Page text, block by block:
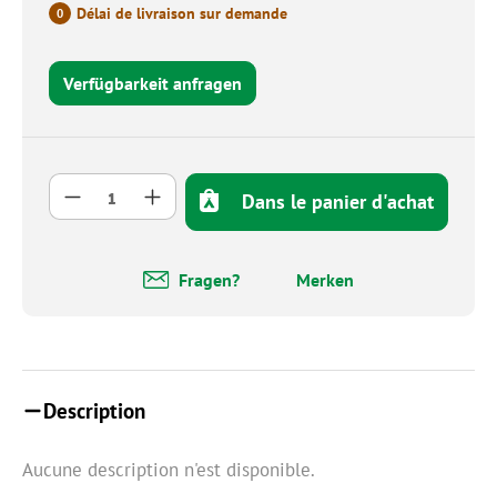
0 Délai de livraison sur demande
Verfügbarkeit anfragen
Quantité de produit : Entrez la quantité
Dans le panier d'achat
Fragen? Merken
Description
Aucune description n'est disponible.